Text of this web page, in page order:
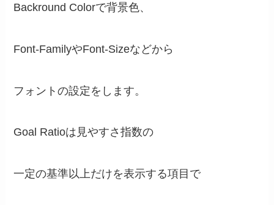
Backround Colorで背景色、
Font-FamilyやFont-Sizeなどから
フォントの設定をします。
Goal Ratioは見やすさ指数の
一定の基準以上だけを表示する項目で